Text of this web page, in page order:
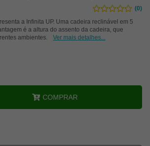
(0)
a Infinita UP. Uma cadeira reclinável em 5
é a altura do assento da cadeira, que
ambientes.
Ver mais detalhes...
COMPRAR